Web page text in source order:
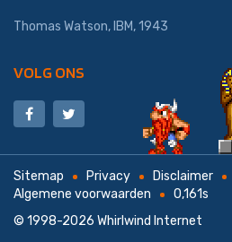
Thomas Watson, IBM, 1943
VOLG ONS
Sitemap Privacy
Disclaimer
Algemene voorwaarden
0,161s
© 1998-2026 Whirlwind Internet